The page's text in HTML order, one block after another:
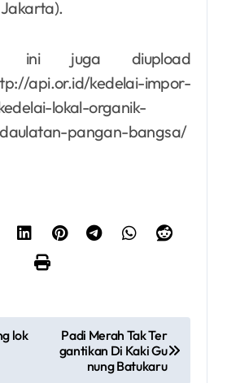
ini juga diupload
kedelai-impor-
lokal-organik-
pangan-bangsa/
lok
Padi Merah Tak Ter
gantikan Di Kaki Gu
nung Batukaru